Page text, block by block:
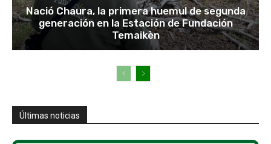
Nació Chaura, la primera huemul de segunda
generación en la Estación de Fundación
Temaikèn
Últimas noticias